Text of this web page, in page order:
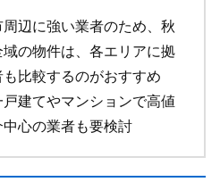
辺に強い業者のため、秋
の物件は、各エリアに拠
比較するのがおすすめ
建てやマンションで高値
心の業者も要検討